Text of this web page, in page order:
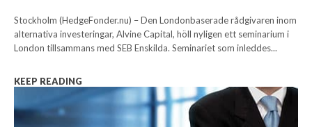
Stockholm (HedgeFonder.nu) – Den Londonbaserade rådgivaren inom
alternativa investeringar, Alvine Capital, höll nyligen ett seminarium i
London tillsammans med SEB Enskilda. Seminariet som inleddes...
KEEP READING